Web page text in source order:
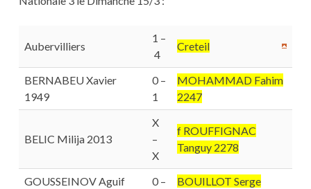
Aubervilliers
1 –
4
Creteil
BERNABEU Xavier
1949
0 –
1
MOHAMMAD Fahim
2247
BELIC Milija 2013
X
–
X
f ROUFFIGNAC
Tanguy 2278
GOUSSEINOV Aguif
0 –
BOUILLOT Serge